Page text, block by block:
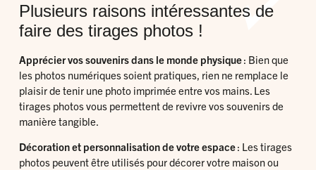
Plusieurs raisons intéressantes de
faire des tirages photos !
Apprécier vos souvenirs dans le monde physique: Bien que
les photos numériques soient pratiques, rien ne remplace le
plaisir de tenir une photo imprimée entre vos mains. Les
tirages photos vous permettent de revivre vos souvenirs de
manière tangible.
Décoration et personnalisation de votre espace: Les tirages
photos peuvent être utilisés pour décorer votre maison ou